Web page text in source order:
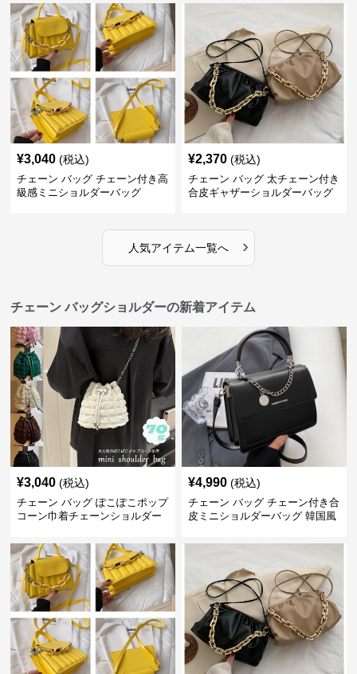
¥3,040 (税込)
チェーン バッグ チェーン付き高
級感ミニショルダーバッグ
¥2,370 (税込)
チェーン バッグ 太チェーン付き
合皮ギャザーショルダーバッグ
人気アイテム一覧へ ›
チェーン バッグショルダーの新着アイテム
¥3,040 (税込)
チェーン バッグ ぽこぽこポップ
コーン巾着チェーンショルダー
¥4,990 (税込)
チェーン バッグ チェーン付き合
皮ミニショルダーバッグ 韓国風